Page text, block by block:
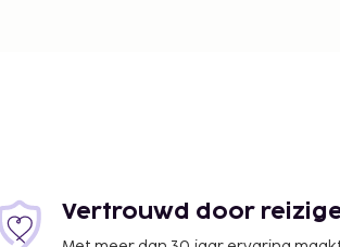
Vertrouwd door